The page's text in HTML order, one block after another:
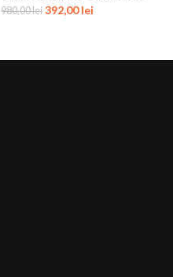
980,00lei 392,00lei